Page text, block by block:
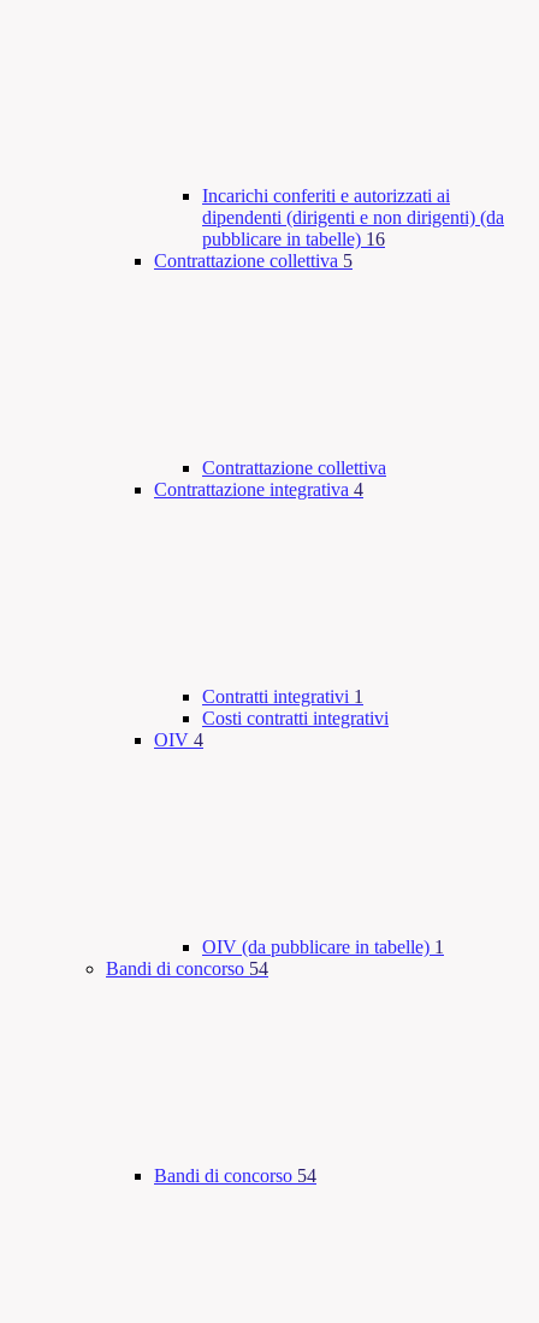
Incarichi conferiti e autorizzati ai
dipendenti (dirigenti e non dirigenti) (da
pubblicare in tabelle) 16
Contrattazione collettiva 5
Contrattazione collettiva
Contrattazione integrativa 4
Contratti integrativi 1
Costi contratti integrativi
OIV 4
OIV (da pubblicare in tabelle) 1
Bandi di concorso 54
Bandi di concorso 54